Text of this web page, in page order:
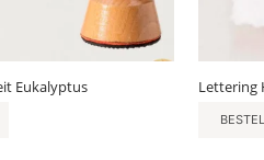
Eukalyptus Lettering